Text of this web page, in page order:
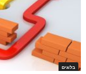
בלוגים